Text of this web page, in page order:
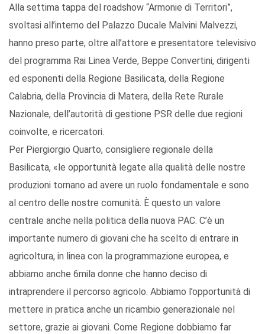
Alla settima tappa del roadshow “Armonie di Territori”,
svoltasi all’interno del Palazzo Ducale Malvini Malvezzi,
hanno preso parte, oltre all’attore e presentatore televisivo
del programma Rai Linea Verde, Beppe Convertini, dirigenti
ed esponenti della Regione Basilicata, della Regione
Calabria, della Provincia di Matera, della Rete Rurale
Nazionale, dell’autorità di gestione PSR delle due regioni
coinvolte, e ricercatori.
Per Piergiorgio Quarto, consigliere regionale della
Basilicata, «le opportunità legate alla qualità delle nostre
produzioni tornano ad avere un ruolo fondamentale e sono
al centro delle nostre comunità. È questo un valore
centrale anche nella politica della nuova PAC. C’è un
importante numero di giovani che ha scelto di entrare in
agricoltura, in linea con la programmazione europea, e
abbiamo anche 6mila donne che hanno deciso di
intraprendere il percorso agricolo. Abbiamo l’opportunità di
mettere in pratica anche un ricambio generazionale nel
settore, grazie ai giovani. Come Regione dobbiamo far